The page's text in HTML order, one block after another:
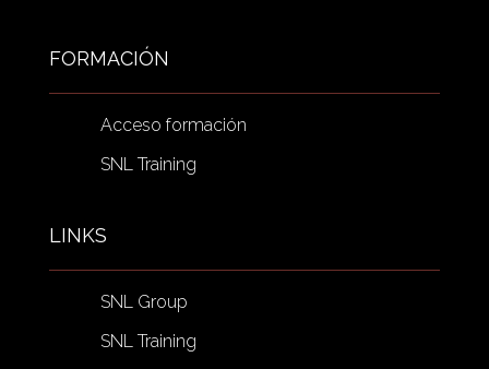
FORMACIÓN
Acceso formación
SNL Training
LINKS
SNL Group
SNL Training